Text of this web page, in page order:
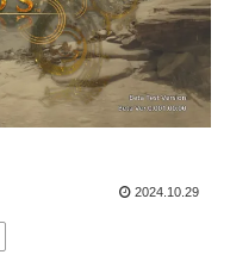
2024.10.29